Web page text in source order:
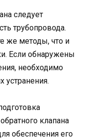
следует
трубопровода.
же методы, что и
Если обнаружены
необходимо
устранения.
клапана
обеспечения его